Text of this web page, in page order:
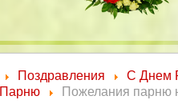
Поздравления
С Днем
Парню Пожелания парню